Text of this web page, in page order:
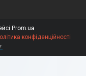
Prom.ua
конфіденційності